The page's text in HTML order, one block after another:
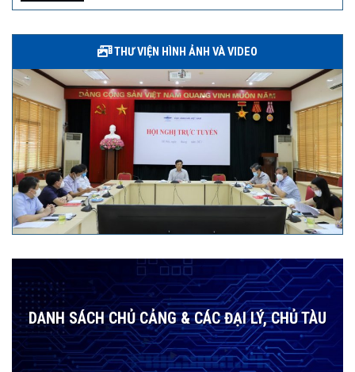
THƯ VIỆN HÌNH ẢNH VÀ VIDEO
DANH SÁCH CHỦ CẢNG & CÁC ĐẠI LÝ, CHỦ TÀU